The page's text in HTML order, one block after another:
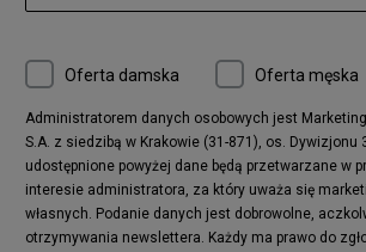
Oferta damska Oferta męska
Administratorem danych osobowych jest
S.A. z siedzibą w Krakowie (31-871), os. Dywizjonu
udostępnione powyżej dane będą przetwarzane w
interesie administratora, za który uważa się
własnych. Podanie danych jest dobrowolne,
otrzymywania newslettera. Każdy ma prawo do